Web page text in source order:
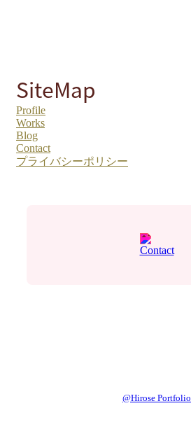
SiteMap
Profile
Works
Blog
Contact
プライバシーポリシー
Contact
@Hirose Portfolio